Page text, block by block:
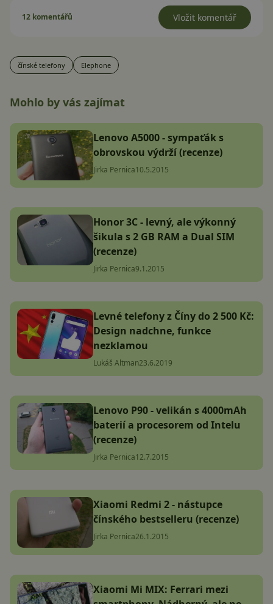
12 komentářů Vložit komentář
čínské telefony Elephone
Mohlo by vás zajímat
Lenovo A5000 - sympaťák s
obrovskou výdrží (recenze)
Jirka Pernica10.5.2015
Honor 3C - levný, ale výkonný
šikula s 2 GB RAM a Dual SIM
(recenze)
Jirka Pernica9.1.2015
Levné telefony z Číny do 2 500 Kč:
Design nadchne, funkce
nezklamou
Lukáš Altman23.6.2019
Lenovo P90 - velikán s 4000mAh
baterií a procesorem od Intelu
(recenze)
Jirka Pernica12.7.2015
Xiaomi Redmi 2 - nástupce
čínského bestselleru (recenze)
Jirka Pernica26.1.2015
Xiaomi Mi MIX: Ferrari mezi